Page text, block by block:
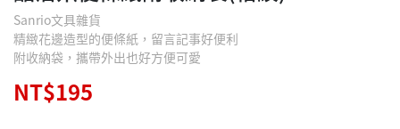
Sanrio文具雜貨
精緻花邊造型的便條紙，留言記事好便利
附收納袋，攜帶外出也好方便可愛
NT$195